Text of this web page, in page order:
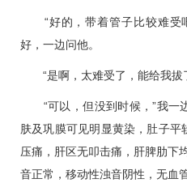
“好的，带着管子比较难受
好，一边问他。
“是啊，太难受了，能给我拔
“可以，但没到时候，”我一
肤及巩膜可见明显黄染，肚子
压痛，肝区无叩击痛，肝脾肋下
音正常，移动性浊音阴性，无血